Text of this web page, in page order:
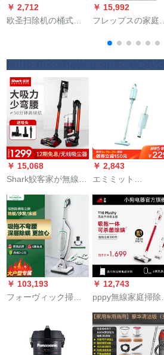
￥ 2,712
欧圣扫除机の桶式の
す。家庭装飾のミニ
20 L AT 18143-5 B掃
除機の黒
￥ 15,992
フレップスの家庭
の元工場FC 5982/
￥ 15,068
Shark鮫客家が無線で
折りたたみ畳掃除機
を持って携帯して大
電力掃除機を持って
きた小型の米粒スペ
クター家庭に無料の
充電掃除機X 3 shark
無線X 3を吸込む。
￥ 2,843
エミミット
(AIRMATE)强力大
力无线扫除机静音
除机を持ち、长い
间、継続的にソフテ
ーの板で携帯生活
気制品の軽颜LVH
01を拭きます。
￥ 103,193
フォーヴィック掃除
家庭用霊動版SP
600+PB 440多機能ク
￥ 12,743
pppy無線家庭掃除
音携帯型ダニ掃除
10 Plushy